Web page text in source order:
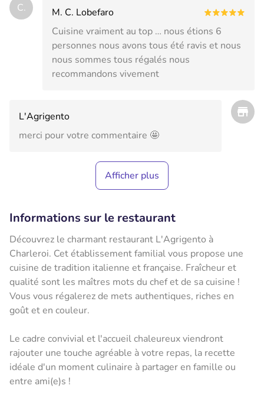
C.
M. C. Lobefaro
Cuisine vraiment au top … nous étions 6
personnes nous avons tous été ravis et nous
nous sommes tous régalés nous
recommandons vivement
L'Agrigento
merci pour votre commentaire 🤩
Afficher plus
Informations sur le restaurant
Découvrez le charmant restaurant L'Agrigento à
Charleroi. Cet établissement familial vous propose une
cuisine de tradition italienne et française. Fraîcheur et
qualité sont les maîtres mots du chef et de sa cuisine !
Vous vous régalerez de mets authentiques, riches en
goût et en couleur.
Le cadre convivial et l'accueil chaleureux viendront
rajouter une touche agréable à votre repas, la recette
idéale d'un moment culinaire à partager en famille ou
entre ami(e)s !